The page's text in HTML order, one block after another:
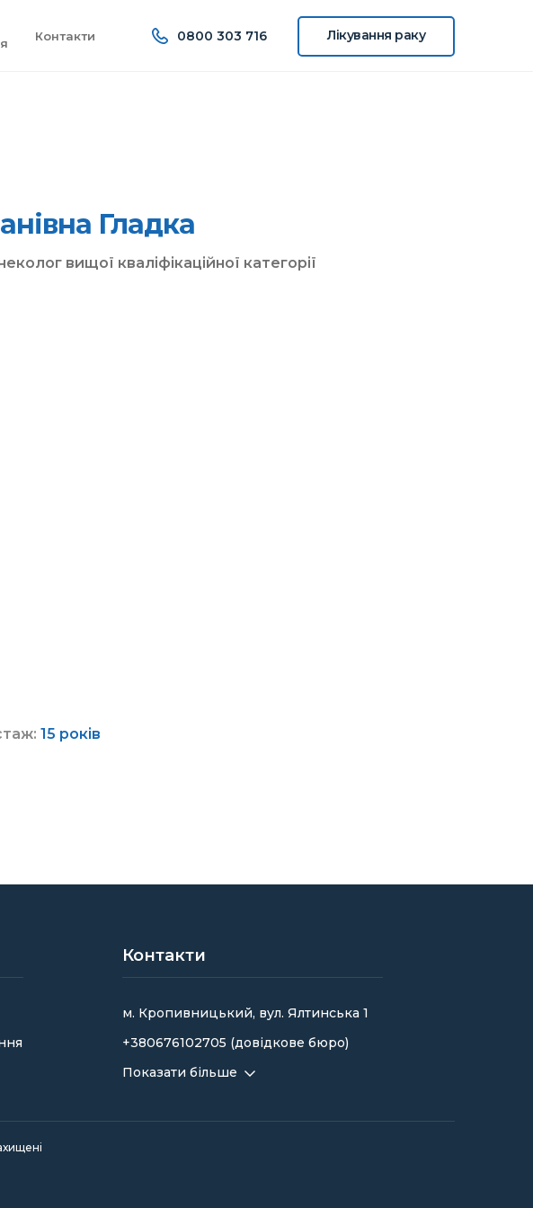
Контакти 0800 303 716 Лікування раку
Гладка
вищої кваліфікаційної категорії
15 років
Контакти
м. Кропивницький, вул. Ялтинська 1
+380676102705 (довідкове бюро)
Показати більше